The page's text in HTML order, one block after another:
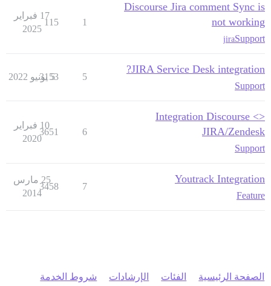
Discourse Jira comment Sync is
not working
Support
jira
1
115
17 فبراير
2025
JIRA Service Desk integration?
Support
5
3153
5 يونيو 2022
Integration Discourse <>
JIRA/Zendesk
Support
6
3651
10 فبراير
2020
Youtrack Integration
Feature
7
3458
25 مارس
2014
الصفحة الرئيسية الفئات الإرشادات شروط الخدمة